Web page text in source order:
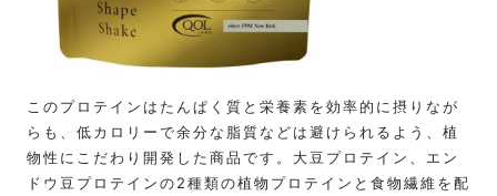
このプロテインはたんぱく質と栄養素を効率的に摂りなが
らも、低カロリーで余分な脂質などは避けられるよう、植
物性にこだわり開発した商品です。大豆プロテイン、エン
ドウ豆プロテインの2種類の植物プロテインと食物繊維を配